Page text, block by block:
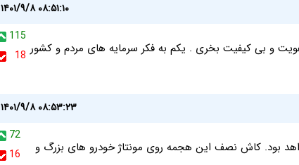
۱۴۰۱/۹/۸ ۰۸:۵۱:۱۰
115
18 و بی کیفیت بخری . یکم به فکر سرمایه های مردم و کشور
۱۴۰۱/۹/۸ ۰۸:۵۳:۲۳
72
16
بود. کاش نصف این هجمه روی مونتاژ خودرو های بزرگ و